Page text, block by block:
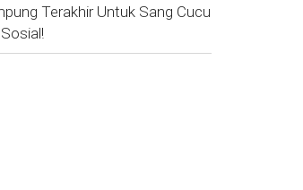
Terakhir Untuk Sang Cucu